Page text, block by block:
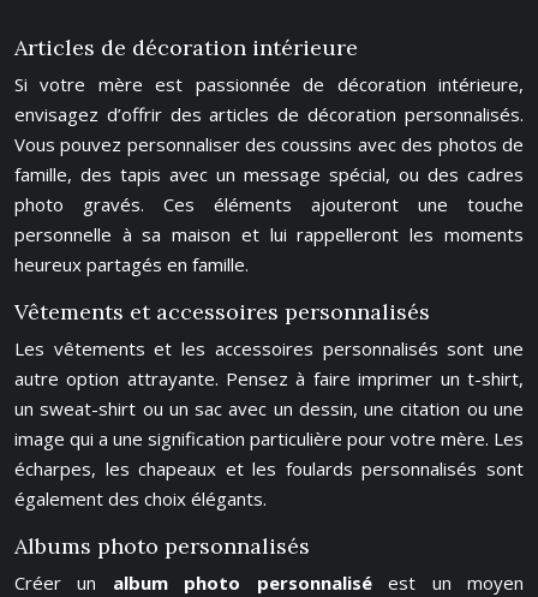
Articles de décoration intérieure
Si votre mère est passionnée de décoration intérieure,
envisagez d’offrir des articles de décoration personnalisés.
Vous pouvez personnaliser des coussins avec des photos de
famille, des tapis avec un message spécial, ou des cadres
photo gravés. Ces éléments ajouteront une touche
personnelle à sa maison et lui rappelleront les moments
heureux partagés en famille.
Vêtements et accessoires personnalisés
Les vêtements et les accessoires personnalisés sont une
autre option attrayante. Pensez à faire imprimer un t-shirt,
un sweat-shirt ou un sac avec un dessin, une citation ou une
image qui a une signification particulière pour votre mère. Les
écharpes, les chapeaux et les foulards personnalisés sont
également des choix élégants.
Albums photo personnalisés
Créer un album photo personnaliséest un moyen